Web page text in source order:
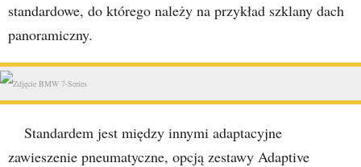
standardowe, do którego należy na przykład szklany dach
panoramiczny.
Standardem jest między innymi adaptacyjne
zawieszenie pneumatyczne, opcją zestawy Adaptive